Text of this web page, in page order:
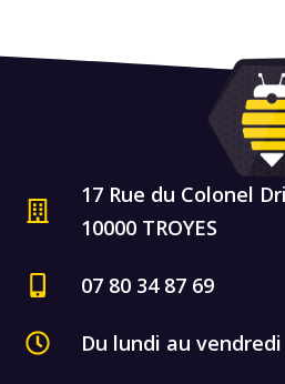
17 Rue du Colonel
10000 TROYES
07 80 34 87 69
Du lundi au